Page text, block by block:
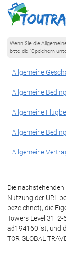
Wenn Sie die
bitte die "Speichern
Allgemeine
Allgemeine
Allgemeine
Allgemeine
Allgemeine
Die
Nutzung der URL
bezeichnet), die
Towers Level 31,
ad194160 ist, und
TOR GLOBAL